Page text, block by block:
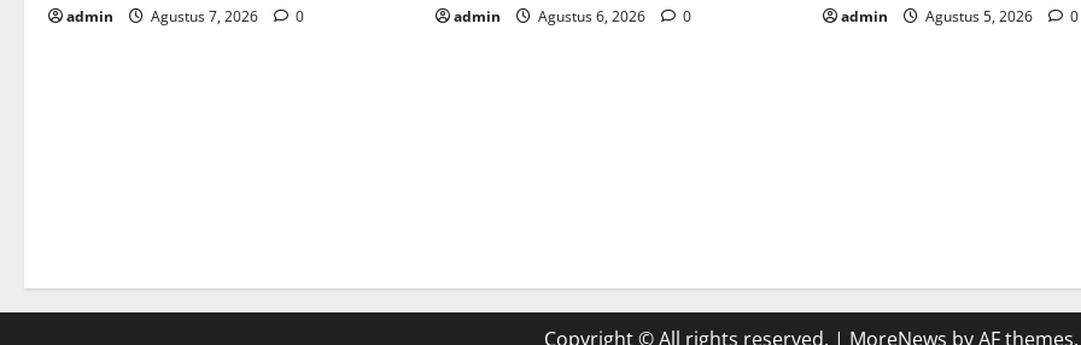
admin Agustus 7, 2026 0 admin Agustus 6, 2026 0 admin Agustus 5, 2026 0
Copyright © All rights reserved. | MoreNews by AF themes.